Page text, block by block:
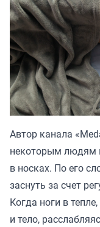
Автор канала «
некоторым людям
в носках. По его
заснуть за счет
Когда ноги в
и тело,